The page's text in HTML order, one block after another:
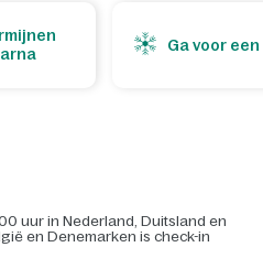
Ga voor
uur in Nederland, Duitsland en
ë en Denemarken is check-in